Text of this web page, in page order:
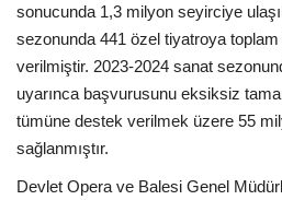
sonucunda 1,3 milyon seyirciye
sezonunda 441 özel tiyatroya
verilmiştir. 2023-2024 sanat
uyarınca başvurusunu eksiksiz
tümüne destek verilmek üzere 55
sağlanmıştır.
Devlet Opera ve Balesi Genel